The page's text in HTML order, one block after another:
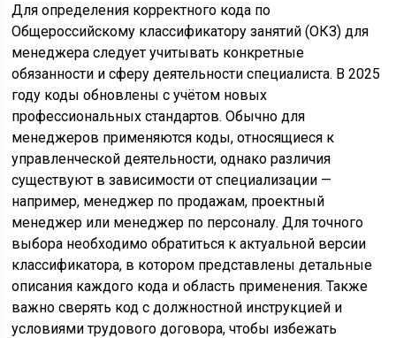
Для определения корректного кода по
Общероссийскому классификатору занятий (ОКЗ) для
менеджера следует учитывать конкретные
обязанности и сферу деятельности специалиста. В 2025
году коды обновлены с учётом новых
профессиональных стандартов. Обычно для
менеджеров применяются коды, относящиеся к
управленческой деятельности, однако различия
существуют в зависимости от специализации —
например, менеджер по продажам, проектный
менеджер или менеджер по персоналу. Для точного
выбора необходимо обратиться к актуальной версии
классификатора, в котором представлены детальные
описания каждого кода и область применения. Также
важно сверять код с должностной инструкцией и
условиями трудового договора, чтобы избежать